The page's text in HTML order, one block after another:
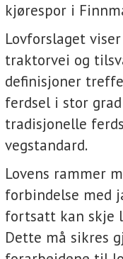
kjørespor i
Lovforslaget
traktorvei og
definisjoner
ferdsel i stor
tradisjonelle
vegstandard.
Lovens rammer
forbindelse med
fortsatt kan skje
Dette må sikres